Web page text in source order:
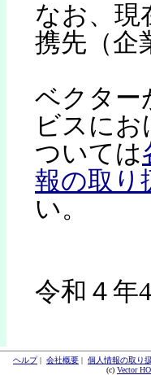
なお、現
携先（企
ベクター
ビスに
ついては
報の取り
い。
令和４年
ヘルプ| 会社概要 | 個人情報の取り
(c) Vector